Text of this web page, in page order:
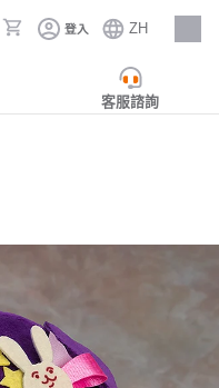
登入 ZH
人才招募
客服諮詢